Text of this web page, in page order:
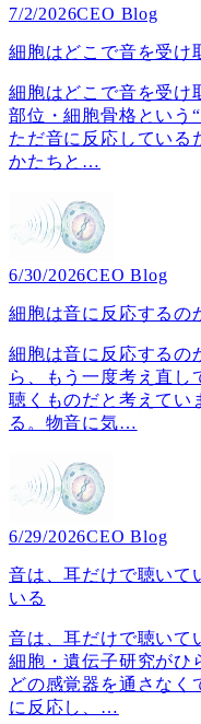
7/2/2026CEO Blog
細胞はどこで音を受け
細胞はどこで音を受
部位・細胞骨格という
ただ音に反応している
かたちと …
6/30/2026CEO Blog
細胞は音に反応するの
細胞は音に反応する
ら、もう一度考え直し
聴くものだと考えてい
る。物音に気…
6/29/2026CEO Blog
音は、耳だけで聴い
いる
音は、耳だけで聴い
細胞・遺伝子研究がひ
どの感覚器を通さなく
に反応し、 …